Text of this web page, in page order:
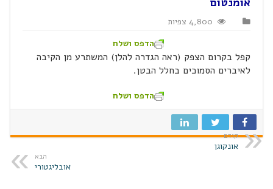
4,800 צפיות
הדפס ושלח
קפל בקרום הצפק (ראה הגדרה להלן) המשתרע מן הקיבה
לאיברים הסמוכים בחלל הבטן.
הדפס ושלח
קודם
אונקוגן
הבא
אובליגטורי